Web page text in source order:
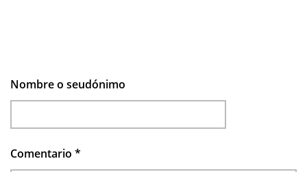
Nombre o seudónimo
Comentario *